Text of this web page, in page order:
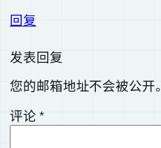
回复
发表回复
您的邮箱地址不会被公开。
评论*